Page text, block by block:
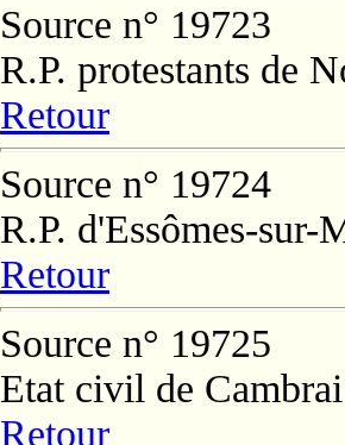
Source n° 19723
R.P. protestants de
Retour
Source n° 19724
R.P. d'Essômes-sur-
Retour
Source n° 19725
Etat civil de Cambrai
Retour